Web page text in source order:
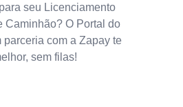
seu Licenciamento
Caminhão? O Portal do
parceria com a Zapay te
sem filas!